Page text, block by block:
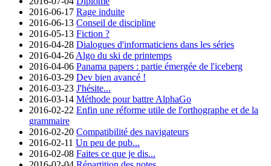
2016-06-17 Rage induite
2016-06-13 Conseil de discipline
2016-05-13 Fiction ?
2016-04-28 Dialogues d'informaticiens dans les séries
2016-04-26 Algo du ski de printemps
2016-04-06 Panama papers : partie émergée de l'iceberg
2016-03-29 Dev bien avancé !
2016-03-23 J'hésite...
2016-03-14 Méthode pour battre AlphaGo
2016-02-22 Enfin une réforme utile de l'orthographe et de la
grammaire
2016-02-20 Compatibilité des navigateurs
2016-02-11 Un peu de pub...
2016-02-08 Faites ce que je dis...